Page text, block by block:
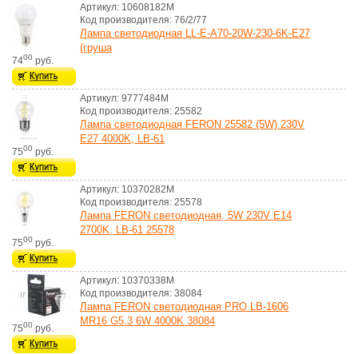
7400 руб.
Артикул: 10608182M
Код производителя: 76/2/77
Лампа светодиодная LL-E-A70-20W-230-6K-E27
(груша
7500 руб.
Артикул: 9777484M
Код производителя: 25582
Лампа светодиодная FERON 25582 (5W) 230V
E27 4000K, LB-61
7500 руб.
Артикул: 10370282M
Код производителя: 25578
Лампа FERON светодиодная, 5W 230V E14
2700K, LB-61 25578
7500 руб.
Артикул: 10370338M
Код производителя: 38084
Лампа FERON светодиодная PRO LB-1606
MR16 G5.3 6W 4000K 38084